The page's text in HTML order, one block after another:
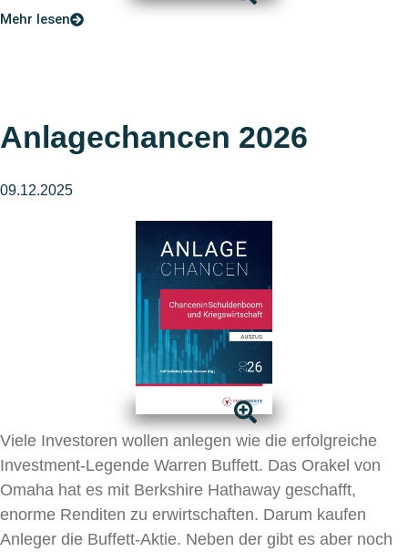
Mehr lesen
Anlagechancen 2026
09.12.2025
Viele Investoren wollen anlegen wie die erfolgreiche
Investment-Legende Warren Buffett. Das Orakel von
Omaha hat es mit Berkshire Hathaway geschafft,
enorme Renditen zu erwirtschaften. Darum kaufen
Anleger die Buffett-Aktie. Neben der gibt es aber noch